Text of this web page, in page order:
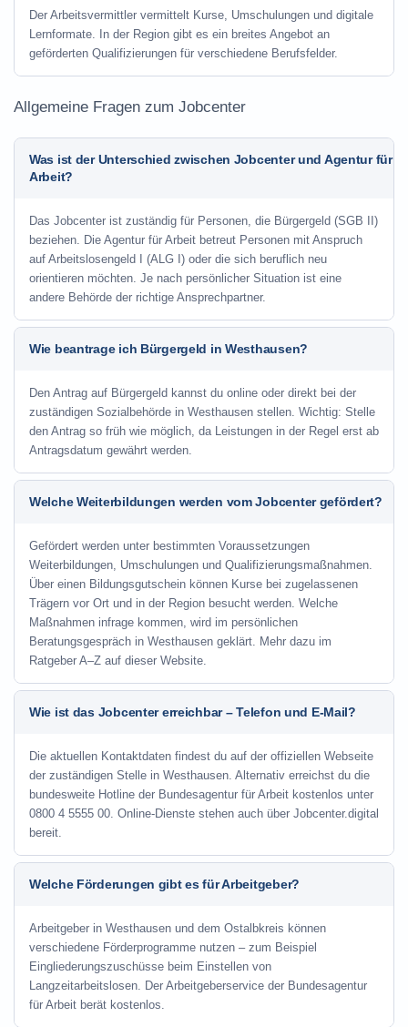
Der Arbeitsvermittler vermittelt Kurse, Umschulungen und digitale
Lernformate. In der Region gibt es ein breites Angebot an
geförderten Qualifizierungen für verschiedene Berufsfelder.
Allgemeine Fragen zum Jobcenter
Was ist der Unterschied zwischen Jobcenter und Agentur für
Arbeit?
Das Jobcenter ist zuständig für Personen, die Bürgergeld (SGB II)
beziehen. Die Agentur für Arbeit betreut Personen mit Anspruch
auf Arbeitslosengeld I (ALG I) oder die sich beruflich neu
orientieren möchten. Je nach persönlicher Situation ist eine
andere Behörde der richtige Ansprechpartner.
Wie beantrage ich Bürgergeld in Westhausen?
Den Antrag auf Bürgergeld kannst du online oder direkt bei der
zuständigen Sozialbehörde in Westhausen stellen. Wichtig: Stelle
den Antrag so früh wie möglich, da Leistungen in der Regel erst ab
Antragsdatum gewährt werden.
Welche Weiterbildungen werden vom Jobcenter gefördert?
Gefördert werden unter bestimmten Voraussetzungen
Weiterbildungen, Umschulungen und Qualifizierungsmaßnahmen.
Über einen Bildungsgutschein können Kurse bei zugelassenen
Trägern vor Ort und in der Region besucht werden. Welche
Maßnahmen infrage kommen, wird im persönlichen
Beratungsgespräch in Westhausen geklärt. Mehr dazu im
Ratgeber A–Z auf dieser Website.
Wie ist das Jobcenter erreichbar – Telefon und E-Mail?
Die aktuellen Kontaktdaten findest du auf der offiziellen Webseite
der zuständigen Stelle in Westhausen. Alternativ erreichst du die
bundesweite Hotline der Bundesagentur für Arbeit kostenlos unter
0800 4 5555 00. Online-Dienste stehen auch über Jobcenter.digital
bereit.
Welche Förderungen gibt es für Arbeitgeber?
Arbeitgeber in Westhausen und dem Ostalbkreis können
verschiedene Förderprogramme nutzen – zum Beispiel
Eingliederungszuschüsse beim Einstellen von
Langzeitarbeitslosen. Der Arbeitgeberservice der Bundesagentur
für Arbeit berät kostenlos.